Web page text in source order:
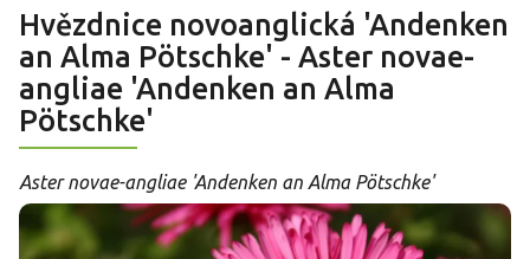
Hvězdnice novoanglická 'Andenken
an Alma Pötschke' - Aster novae-
angliae 'Andenken an Alma
Pötschke'
Aster novae-angliae 'Andenken an Alma Pötschke'